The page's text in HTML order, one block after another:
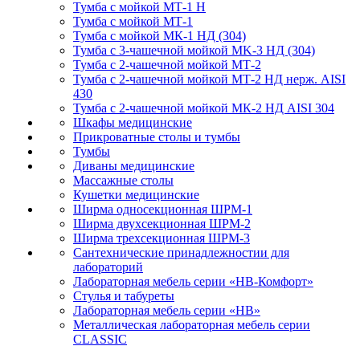
Тумба с мойкой МТ-1 Н
Тумба с мойкой МТ-1
Тумба с мойкой МК-1 НД (304)
Тумба с 3-чашечной мойкой МK-3 НД (304)
Тумба с 2-чашечной мойкой МТ-2
Тумба с 2-чашечной мойкой МТ-2 НД нерж. AISI
430
Тумба с 2-чашечной мойкой МК-2 НД AISI 304
Шкафы медицинские
Прикроватные столы и тумбы
Тумбы
Диваны медицинские
Массажные столы
Кушетки медицинские
Ширма односекционная ШРМ-1
Ширма двухсекционная ШРМ-2
Ширма трехсекционная ШРМ-3
Сантехнические принадлежностии для
лабораторий
Лабораторная мебель серии «НВ-Комфорт»
Стулья и табуреты
Лабораторная мебель серии «НВ»
Металлическая лабораторная мебель серии
CLASSIC